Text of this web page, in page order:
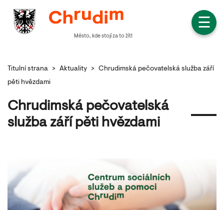
☰
Město, kde stojí za to žít!
Titulní strana > Aktuality > Chrudimská pečovatelská služba září
pěti hvězdami
Chrudimská pečovatelská
služba září pěti hvězdami